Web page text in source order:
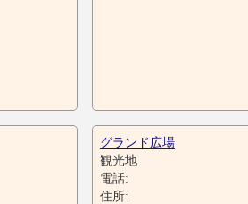
グランド広場
観光地
電話:
住所: